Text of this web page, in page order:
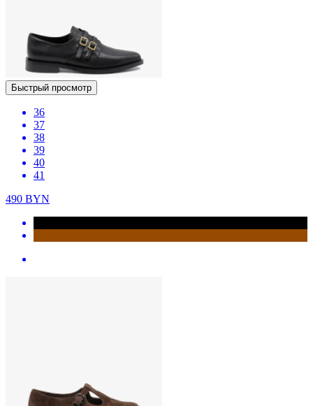
Быстрый просмотр
36
37
38
39
40
41
490 BYN